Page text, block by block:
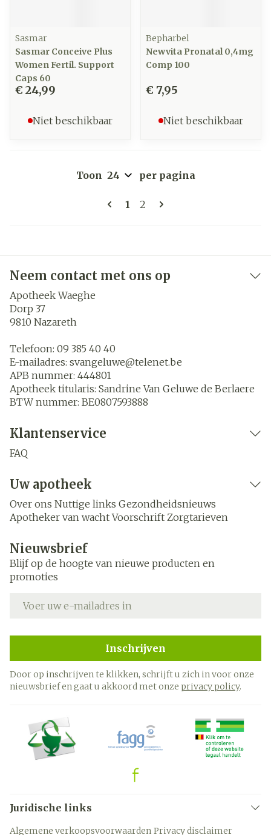
Sasmar
Sasmar Conceive Plus
Women Fertil. Support
Caps 60
€ 24,99
Niet beschikbaar
Bepharbel
Newvita Pronatal 0,4mg
Comp 100
€ 7,95
Niet beschikbaar
Pagina's
U lees momenteel pagina
1 Pagina
2
Toon per pagina
Neem contact met ons op
Apotheek Waeghe
Dorp 37
9810 Nazareth
Telefoon: 09 385 40 40
E-mailadres: svangeluwe@telenet.be
APB nummer: 444801
Apotheek titularis: Sandrine Van Geluwe de Berlaere
BTW nummer: BE0807593888
Klantenservice
FAQ
Uw apotheek
Over ons Nuttige links Gezondheidsnieuws
Apotheker van wacht Voorschrift Zorgtarieven
Nieuwsbrief
Blijf op de hoogte van nieuwe producten en
promoties
Inschrijven
Door op inschrijven te klikken, schrijft u zich in voor onze
nieuwsbrief en gaat u akkoord met onze privacy policy.
Juridische links
Algemene verkoopsvoorwaarden Privacy disclaimer